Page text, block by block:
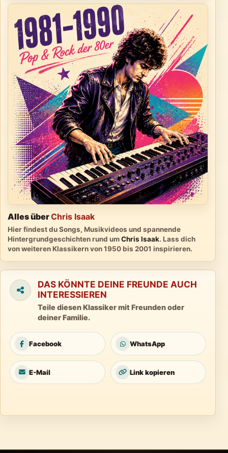
Alles überChris Isaak
Hier findest du Songs, Musikvideos und spannende
Hintergrundgeschichten rund umChris Isaak. Lass dich
von weiteren Klassikern von 1950 bis 2001 inspirieren.
DAS KÖNNTE DEINE FREUNDE AUCH
INTERESSIEREN
Teile diesen Klassiker mit Freunden oder
deiner Familie.
Facebook WhatsApp
E-Mail Link kopieren